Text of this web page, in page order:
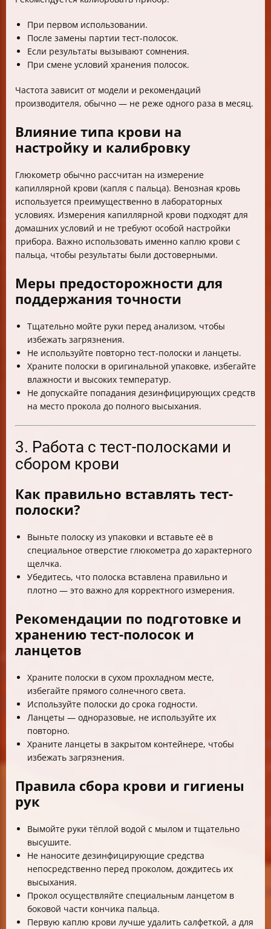
При первом использовании.
После замены партии тест-полосок.
Если результаты вызывают сомнения.
При смене условий хранения полосок.
Частота зависит от модели и рекомендаций
производителя, обычно — не реже одного раза в месяц.
Влияние типа крови на
настройку и калибровку
Глюкометр обычно рассчитан на измерение
капиллярной крови (капля с пальца). Венозная кровь
используется преимущественно в лабораторных
условиях. Измерения капиллярной крови подходят для
домашних условий и не требуют особой настройки
прибора. Важно использовать именно каплю крови с
пальца, чтобы результаты были достоверными.
Меры предосторожности для
поддержания точности
Тщательно мойте руки перед анализом, чтобы
избежать загрязнения.
Не используйте повторно тест-полоски и ланцеты.
Храните полоски в оригинальной упаковке, избегайте
влажности и высоких температур.
Не допускайте попадания дезинфицирующих средств
на место прокола до полного высыхания.
3. Работа с тест-полосками и
сбором крови
Как правильно вставлять тест-
полоски?
Выньте полоску из упаковки и вставьте её в
специальное отверстие глюкометра до характерного
щелчка.
Убедитесь, что полоска вставлена правильно и
плотно — это важно для корректного измерения.
Рекомендации по подготовке и
хранению тест-полосок и
ланцетов
Храните полоски в сухом прохладном месте,
избегайте прямого солнечного света.
Используйте полоски до срока годности.
Ланцеты — одноразовые, не используйте их
повторно.
Храните ланцеты в закрытом контейнере, чтобы
избежать загрязнения.
Правила сбора крови и гигиены
рук
Вымойте руки тёплой водой с мылом и тщательно
высушите.
Не наносите дезинфицирующие средства
непосредственно перед проколом, дождитесь их
высыхания.
Прокол осуществляйте специальным ланцетом в
боковой части кончика пальца.
Первую каплю крови лучше удалить салфеткой, а для